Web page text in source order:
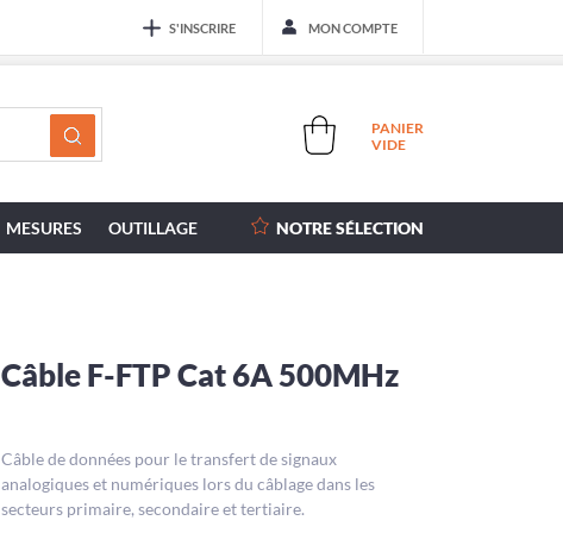
S'INSCRIRE MON COMPTE
PANIER
VIDE
MESURES OUTILLAGE NOTRE SÉLECTION
Câble F-FTP Cat 6A 500MHz
Câble de données pour le transfert de signaux
analogiques et numériques lors du câblage dans les
secteurs primaire, secondaire et tertiaire.